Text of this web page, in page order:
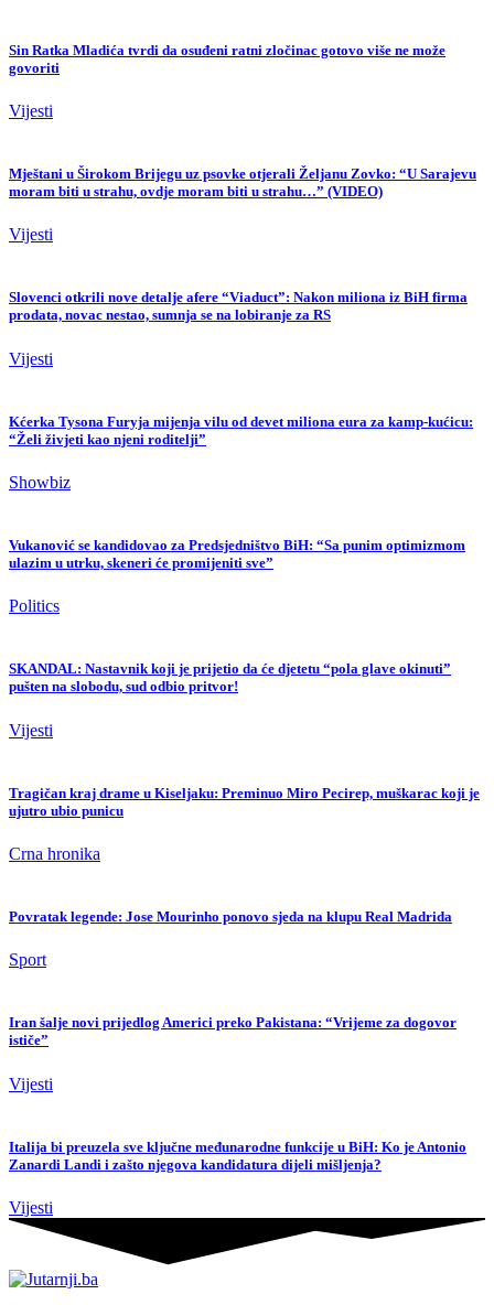
Sin Ratka Mladića tvrdi da osuđeni ratni zločinac gotovo više ne može
govoriti
Vijesti
Mještani u Širokom Brijegu uz psovke otjerali Željanu Zovko: “U Sarajevu
moram biti u strahu, ovdje moram biti u strahu…” (VIDEO)
Vijesti
Slovenci otkrili nove detalje afere “Viaduct”: Nakon miliona iz BiH firma
prodata, novac nestao, sumnja se na lobiranje za RS
Vijesti
Kćerka Tysona Furyja mijenja vilu od devet miliona eura za kamp-kućicu:
“Želi živjeti kao njeni roditelji”
Showbiz
Vukanović se kandidovao za Predsjedništvo BiH: “Sa punim optimizmom
ulazim u utrku, skeneri će promijeniti sve”
Politics
SKANDAL: Nastavnik koji je prijetio da će djetetu “pola glave okinuti”
pušten na slobodu, sud odbio pritvor!
Vijesti
Tragičan kraj drame u Kiseljaku: Preminuo Miro Pecirep, muškarac koji je
ujutro ubio punicu
Crna hronika
Povratak legende: Jose Mourinho ponovo sjeda na klupu Real Madrida
Sport
Iran šalje novi prijedlog Americi preko Pakistana: “Vrijeme za dogovor
ističe”
Vijesti
Italija bi preuzela sve ključne međunarodne funkcije u BiH: Ko je Antonio
Zanardi Landi i zašto njegova kandidatura dijeli mišljenja?
Vijesti